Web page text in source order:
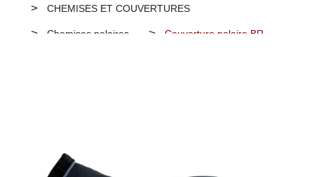
CHEMISES ET COUVERTURES
Chemises polaires Couverture polaire BR